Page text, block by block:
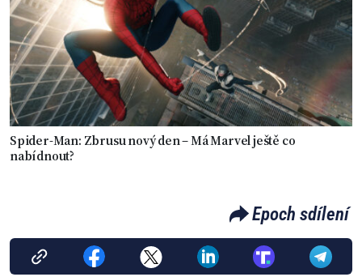
Spider-Man: Zbrusu nový den – Má Marvel ještě co
nabídnout?
Epoch sdílení